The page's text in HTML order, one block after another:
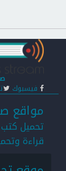
فيسبوك
مواقع
تحميل كتب pdf مجانا
قراءة